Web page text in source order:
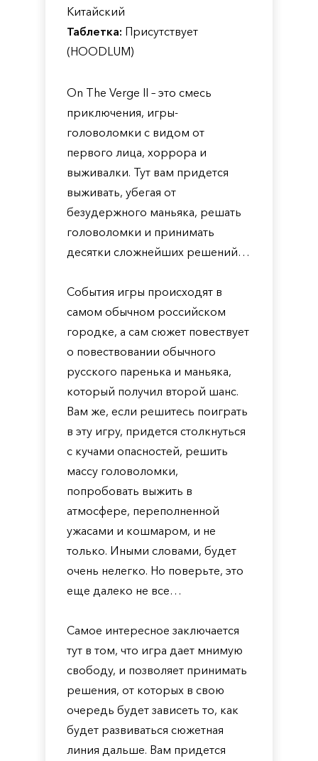
Китайский
Таблетка: Присутствует
(HOODLUM)
On The Verge II – это смесь
приключения, игры-
головоломки с видом от
первого лица, хоррора и
выживалки. Тут вам придется
выживать, убегая от
безудержного маньяка, решать
головоломки и принимать
десятки сложнейших решений…
События игры происходят в
самом обычном российском
городке, а сам сюжет повествует
о повествовании обычного
русского паренька и маньяка,
который получил второй шанс.
Вам же, если решитесь поиграть
в эту игру, придется столкнуться
с кучами опасностей, решить
массу головоломки,
попробовать выжить в
атмосфере, переполненной
ужасами и кошмаром, и не
только. Иными словами, будет
очень нелегко. Но поверьте, это
еще далеко не все…
Самое интересное заключается
тут в том, что игра дает мнимую
свободу, и позволяет принимать
решения, от которых в свою
очередь будет зависеть то, как
будет развиваться сюжетная
линия дальше. Вам придется